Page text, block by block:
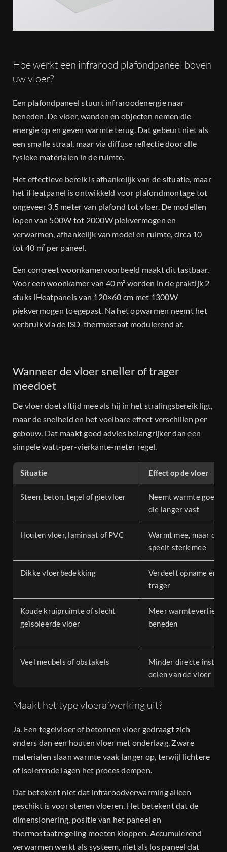
Hoe werkt een infrarood plafondpaneel boven
uw vloer?
Een plafondpaneel stuurt infraroodenergie naar
beneden. De vloer, wanden en objecten nemen die
energie op en geven warmte terug. Dat gebeurt niet als
een smalle straal, maar via diffuse reflectie door alle
fysieke materialen in de ruimte.
Het effectieve bereik is afhankelijk van de situatie, maar
het iHeatpanel is ontwikkeld voor plafondmontage tot
ongeveer 3,5 meter van plafond tot vloer. De modellen
lopen van 500W tot 2000W piekvermogen en
verwarmen, afhankelijk van model en ruimte, circa 10
tot 40 m² per paneel.
Een concreet woonkamervoorbeeld maakt dit tastbaar.
Voor een woonkamer van 40 m² worden in de praktijk 2
stuks iHeatpanels van 120×60 cm met 1300W
piekvermogen toegepast. Na het opwarmen neemt het
verbruik via de ISD-thermostaat modulerend af.
Wanneer de vloer sneller of trager
meedoet
De vloer doet altijd mee als hij in het stralingsbereik ligt,
maar de snelheid en het voelbare effect verschillen per
gebouw. Dat maakt goed advies belangrijker dan een
simpele watt-per-vierkante-meter regel.
Situatie Effect op de vloer
Steen, beton, tegel of gietvloer
Neemt warmte goed
die langer vast
Houten vloer, laminaat of PVC
Warmt mee, maar de
speelt sterk mee
Dikke vloerbedekking
Verdeelt opname en
trager
Koude kruipruimte of slecht
geïsoleerde vloer
Meer warmteverlies
beneden
Veel meubels of obstakels
Minder directe
delen van de vloer
Maakt het type vloerafwerking uit?
Ja. Een tegelvloer of betonnen vloer gedraagt zich
anders dan een houten vloer met onderlaag. Zware
materialen slaan warmte vaak langer op, terwijl lichtere
of isolerende lagen het proces dempen.
Dat betekent niet dat infraroodverwarming alleen
geschikt is voor stenen vloeren. Het betekent dat de
dimensionering, positie van het paneel en
thermostaatregeling moeten kloppen. Accumulerend
verwarmen werkt als systeem, niet als los paneel dat